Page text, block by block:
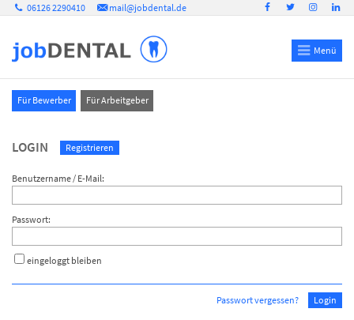
06126 2290410 mail@jobdental.de
Menü
Für Bewerber Für Arbeitgeber
LOGIN Registrieren
Benutzername / E-Mail:
Passwort:
eingeloggt bleiben
Passwort vergessen? Login